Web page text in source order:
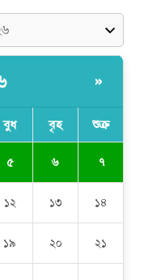
»
বুধ বৃহ শুক্র
৫ ৬ ৭
১২ ১৩ ১৪
১৯ ২০ ২১